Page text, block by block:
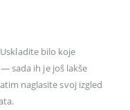
Uskladite bilo koje
sada ih je još lakše
naglasite svoj izgled